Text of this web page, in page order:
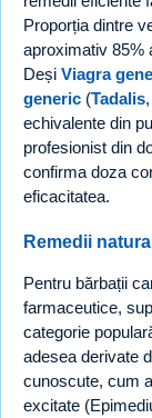
Proporția dintre
aproximativ 85%
Deși Viagra
generic (Tadalis,
echivalente din
profesionist din
confirma doza
eficacitatea.
Remedii
Pentru bărbații
farmaceutice,
categorie
adesea derivate
cunoscute, cum
excitate